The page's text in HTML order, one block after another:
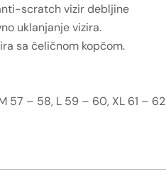
scratch vizir debljine
uklanjanje vizira.
sa čeličnom kopčom.
57 – 58, L 59 – 60, XL 61 – 62